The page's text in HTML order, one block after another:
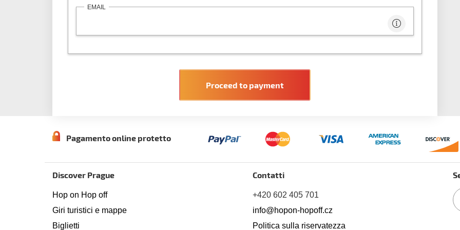
EMAIL

Proceed to payment
 Pagamento online protetto
Discover Prague
Hop on Hop off
Giri turistici e mappe
Biglietti
Contatti
+420 602 405 701
info@hopon-hopoff.cz
Politica sulla riservatezza